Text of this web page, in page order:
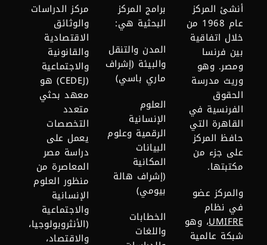
أنشئ المركز
عام 1968 من
خلال اتفاقية
بين فرنسا
ومصر. وهو
وريث مدرسة
الحقوق
الفرنسية في
القاهرة التي
حافظ المركز
على جزء من
مكتبتها.
والمركز عضو
في نظام
UMIFRE، وهو
شبكة عالمية
برامج المركز
البحثية هي:
المدن والتنقل
والبيئة (إشراف
ماري باسي)
العلوم
الإنسانية
الرقمية وعلوم
البيانات
المكانية
(إشراف هالة
بيومي)
الخطابات
واللغات
مركز الدراسات
والوثائق
الاقتصادية
والقانونية
والاجتماعية
(CEDEJ) هو
معهد بحثي
متعدد
التخصصات
يعمل على
دراسة مصر
المعاصرة من
منظور العلوم
الإنسانية
والاجتماعية
(الأنثروبولوجيا،
والاقتصاد،